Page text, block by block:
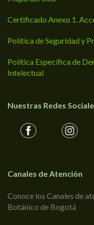
Certificado Anexo 1.
Política de Seguridad y
Política Específica de
Intelectual
Nuestras Redes
Canales de Atención
Conoce los Canales de
Botánico de Bogotá